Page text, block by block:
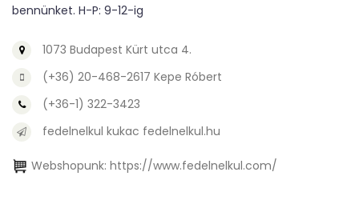
bennünket. H-P: 9-12-ig
1073 Budapest Kürt utca 4.
(+36) 20-468-2617 Kepe Róbert
(+36-1) 322-3423
fedelnelkul kukac fedelnelkul.hu
Webshopunk: https://www.fedelnelkul.com/